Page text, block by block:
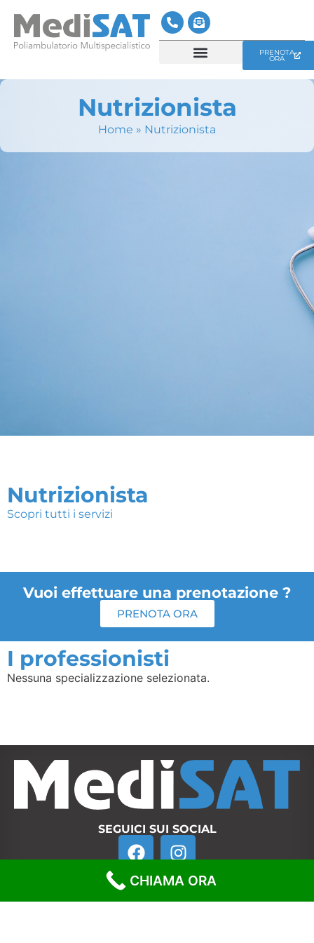
PRENOTA
ORA
Nutrizionista
Home » Nutrizionista
Nutrizionista
Scopri tutti i servizi
Vuoi effettuare una prenotazione ?
PRENOTA ORA
I professionisti
Nessuna specializzazione selezionata.
SEGUICI SUI SOCIAL
CHIAMA ORA